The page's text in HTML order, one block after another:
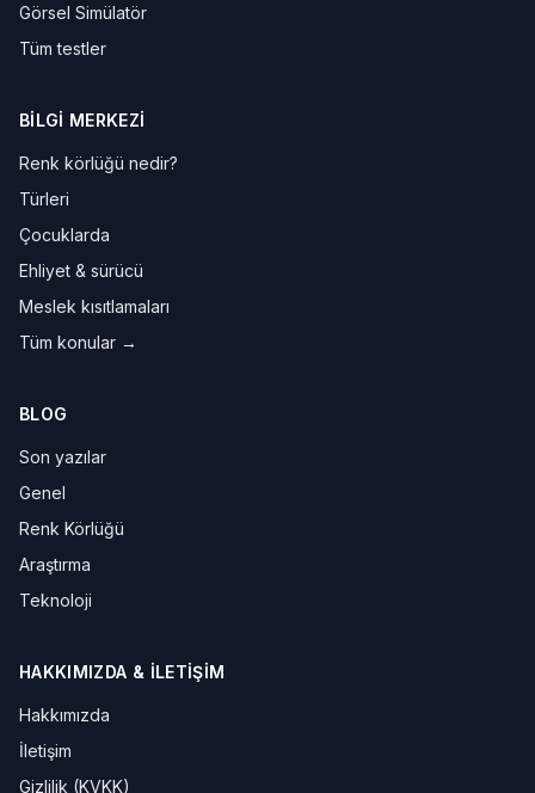
Görsel Simülatör
Tüm testler
BILGI MERKEZI
Renk körlüğü nedir?
Türleri
Çocuklarda
Ehliyet & sürücü
Meslek kısıtlamaları
Tüm konular →
BLOG
Son yazılar
Genel
Renk Körlüğü
Araştırma
Teknoloji
HAKKIMIZDA & İLETIŞIM
Hakkımızda
İletişim
Gizlilik (KVKK)